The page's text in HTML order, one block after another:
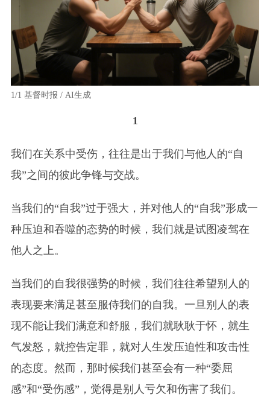
1/1 基督时报 / AI生成
1
我们在关系中受伤，往往是出于我们与他人的“自
我”之间的彼此争锋与交战。
当我们的“自我”过于强大，并对他人的“自我”形成一
种压迫和吞噬的态势的时候，我们就是试图凌驾在
他人之上。
当我们的自我很强势的时候，我们往往希望别人的
表现要来满足甚至服侍我们的自我。一旦别人的表
现不能让我们满意和舒服，我们就耿耿于怀，就生
气发怒，就控告定罪，就对人生发压迫性和攻击性
的态度。然而，那时候我们甚至会有一种“委屈
感”和“受伤感”，觉得是别人亏欠和伤害了我们。